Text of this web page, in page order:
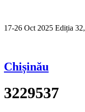
17-26 Oct 2025 Ediția 32,
Chișinău
3229537